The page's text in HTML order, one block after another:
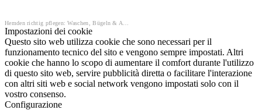
Impostazioni dei cookie
Questo sito web utilizza cookie che sono necessari per il
funzionamento tecnico del sito e vengono sempre impostati. Altri
cookie che hanno lo scopo di aumentare il comfort durante l'utilizzo
di questo sito web, servire pubblicità diretta o facilitare l'interazione
con altri siti web e social network vengono impostati solo con il
vostro consenso.
Configurazione